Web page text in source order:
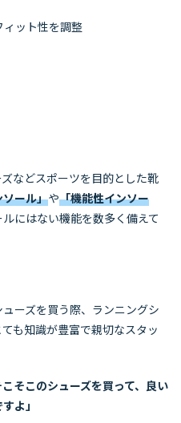
ット性を調整
などスポーツを目的とした靴
ール」や「機能性インソー
にはない機能を数多く備えて
ーズを買う際、ランニングシ
も知識が豊富で親切なスタッ
そこのシューズを買って、良い
よ」